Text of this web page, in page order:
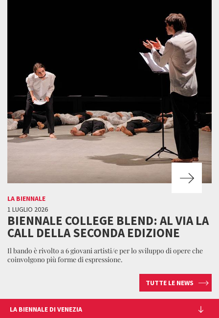
LA BIENNALE
1 LUGLIO 2026
BIENNALE COLLEGE BLEND: AL VIA LA
CALL DELLA SECONDA EDIZIONE
Il bando è rivolto a 6 giovani artisti/e per lo sviluppo di opere che
coinvolgono più forme di espressione.
TUTTE LE NEWS
LA BIENNALE DI VENEZIA